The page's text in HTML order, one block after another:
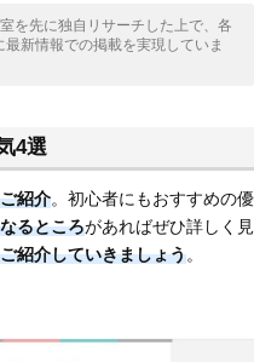
を先に独自リサーチした上で、各
新情報での掲載を実現していま
4選
紹介。初心者にもおすすめの優
るところがあればぜひ詳しく見
紹介していきましょう。